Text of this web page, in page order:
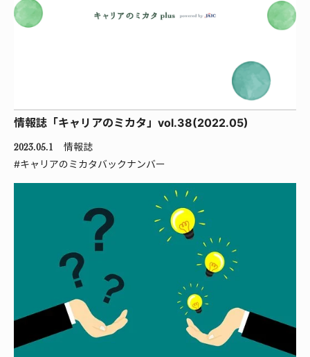
情報誌「キャリアのミカタ」vol.38(2022.05)
2023.05.1
情報誌
#キャリアのミカタバックナンバー